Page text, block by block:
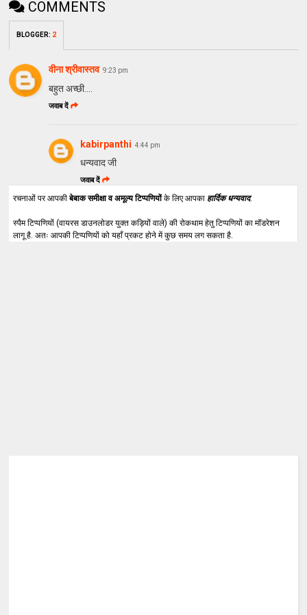
COMMENTS
BLOGGER: 2
वीना श्रीवास्तव 9:23 pm
बहुत अच्छी....
जवाब दें
kabirpanthi 4:44 pm
धन्यवाद जी
जवाब दें
रचनाओं पर आपकीबेबाक समीक्षा व अमूल्य टिप्पणियोंके लिए आपका हार्दिक धन्यवाद.
स्पैम टिप्पणियों (वायरस डाउनलोडर युक्त कड़ियों वाले) की रोकथाम हेतु टिप्पणियों का मॉडरेशन
लागू है. अतः आपकी टिप्पणियों को यहाँ प्रकट होने में कुछ समय लग सकता है.